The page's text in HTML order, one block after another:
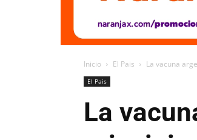
Inicio El Pais La vacuna
El Pais
La